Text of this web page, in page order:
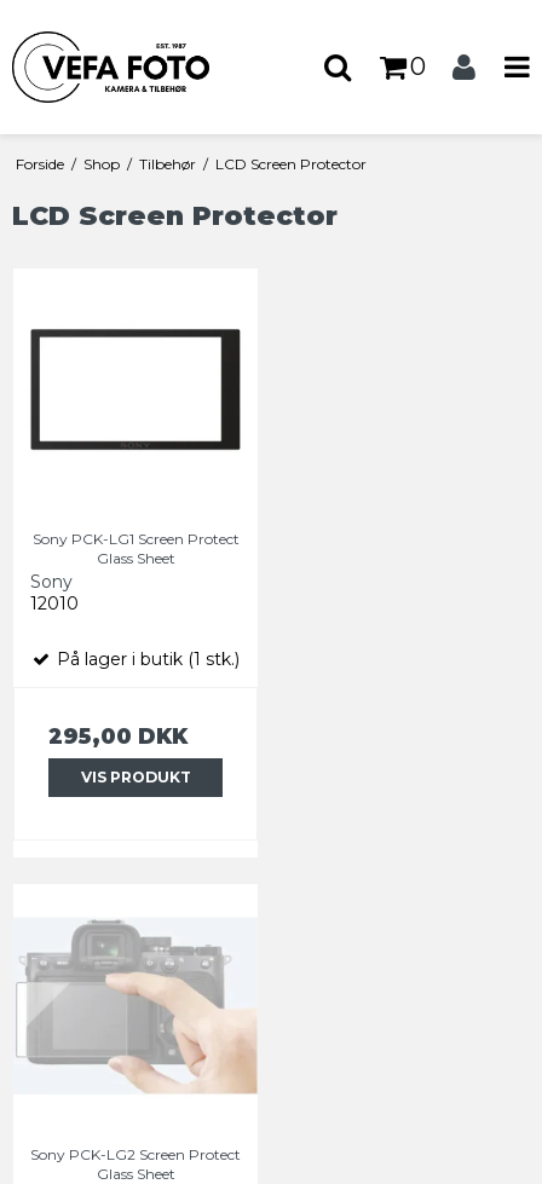
0
Forside / Shop / Tilbehør / LCD Screen Protector
LCD Screen Protector
Sony PCK-LG1 Screen Protect
Glass Sheet
Sony
12010
På lager i butik (1 stk.)
295,00 DKK
VIS PRODUKT
Sony PCK-LG2 Screen Protect
Glass Sheet